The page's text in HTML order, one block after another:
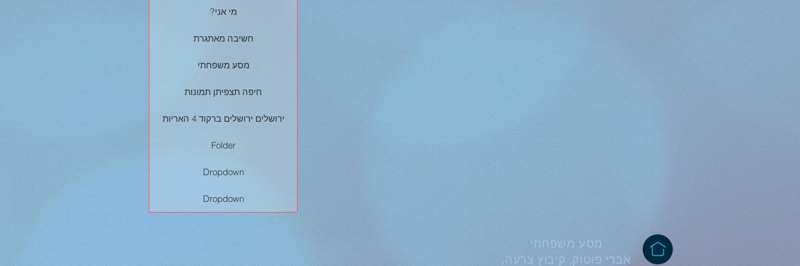
?מי אני
חשיבה מאתגרת
מסע משפחתי
חיפה תצפיתן תמונות
ירושלים ירושלים ברקוד 4 האריות
Folder
Dropdown
Dropdown
מסע משפחתי
אברי פוטוק, קיבוץ צרעה,